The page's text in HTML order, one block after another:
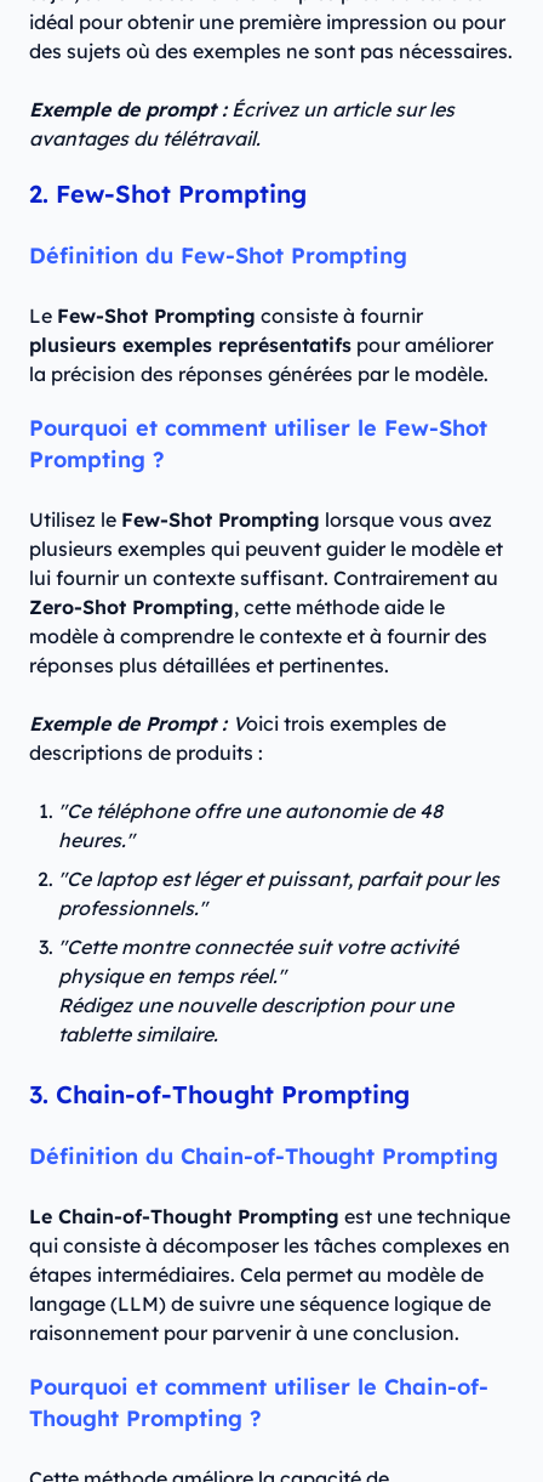
idéal pour obtenir une première impression ou pour
des sujets où des exemples ne sont pas nécessaires.
Exemple de prompt :Écrivez un article sur les
avantages du télétravail.
2. Few-Shot Prompting
Définition du Few-Shot Prompting
Le Few-Shot Prompting consiste à fournir
plusieurs exemples représentatifs pour améliorer
la précision des réponses générées par le modèle.
Pourquoi et comment utiliser le Few-Shot
Prompting ?
Utilisez le Few-Shot Prompting lorsque vous avez
plusieurs exemples qui peuvent guider le modèle et
lui fournir un contexte suffisant. Contrairement au
Zero-Shot Prompting, cette méthode aide le
modèle à comprendre le contexte et à fournir des
réponses plus détaillées et pertinentes.
Exemple de Prompt : Voici trois exemples de
descriptions de produits :
"Ce téléphone offre une autonomie de 48
heures."
"Ce laptop est léger et puissant, parfait pour les
professionnels."
"Cette montre connectée suit votre activité
physique en temps réel."
Rédigez une nouvelle description pour une
tablette similaire.
3. Chain-of-Thought Prompting
Définition du Chain-of-Thought Prompting
Le Chain-of-Thought Prompting est une technique
qui consiste à décomposer les tâches complexes en
étapes intermédiaires. Cela permet au modèle de
langage (LLM) de suivre une séquence logique de
raisonnement pour parvenir à une conclusion.
Pourquoi et comment utiliser le Chain-of-
Thought Prompting ?